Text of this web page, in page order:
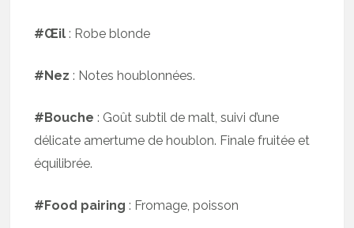
#Œil : Robe blonde
#Nez : Notes houblonnées.
#Bouche : Goût subtil de malt, suivi d’une
délicate amertume de houblon. Finale fruitée et
équilibrée.
#Food pairing : Fromage, poisson